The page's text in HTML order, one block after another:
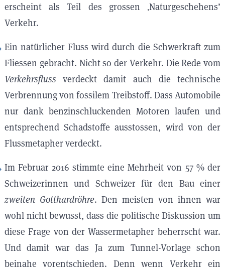
erscheint als Teil des grossen ‚Naturgeschehens’
Verkehr.
Ein natürlicher Fluss wird durch die Schwerkraft zum
Fliessen gebracht. Nicht so der Verkehr. Die Rede vom
Verkehrsfluss verdeckt damit auch die technische
Verbrennung von fossilem Treibstoff. Dass Automobile
nur dank benzinschluckenden Motoren laufen und
entsprechend Schadstoffe ausstossen, wird von der
Flussmetapher verdeckt.
Im Februar 2016 stimmte eine Mehrheit von 57 % der
Schweizerinnen und Schweizer für den Bau einer
zweiten Gotthardröhre. Den meisten von ihnen war
wohl nicht bewusst, dass die politische Diskussion um
diese Frage von der Wassermetapher beherrscht war.
Und damit war das Ja zum Tunnel-Vorlage schon
beinahe vorentschieden. Denn wenn Verkehr ein